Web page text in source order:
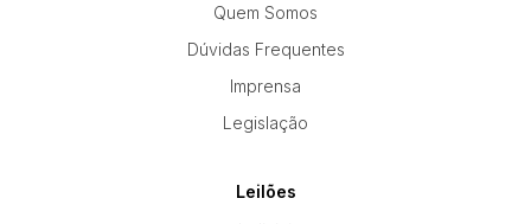
Quem Somos
Dúvidas Frequentes
Imprensa
Legislação
Leilões